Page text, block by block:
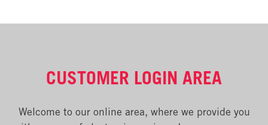
CUSTOMER LOGIN AREA
Welcome to our online area, where we provide you